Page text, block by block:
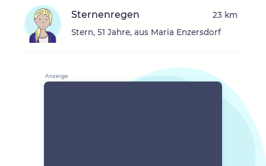
Sternenregen
Stern, 51 Jahre, aus Maria Enzersdorf
23 km